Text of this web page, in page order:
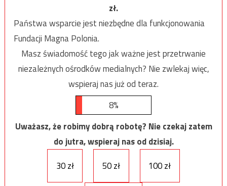
zł.
Państwa wsparcie jest niezbędne dla funkcjonowania
Fundacji Magna Polonia.
Masz świadomość tego jak ważne jest przetrwanie
niezależnych ośrodków medialnych? Nie zwlekaj więc,
wspieraj nas już od teraz.
8%
Uważasz, że robimy dobrą robotę? Nie czekaj zatem
do jutra, wspieraj nas od dzisiaj.
30 zł
50 zł 100 zł